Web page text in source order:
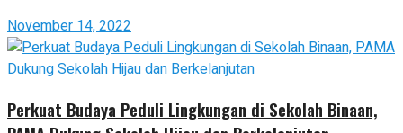
November 14, 2022
Perkuat Budaya Peduli Lingkungan di Sekolah Binaan,